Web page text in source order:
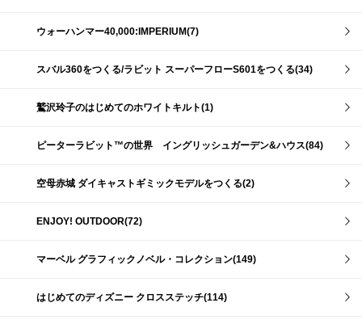
ウォーハンマー40,000:IMPERIUM(7)
スバル360をつくる/ラビット スーパーフローS601をつくる(34)
鷲沢玲子のはじめてのホワイトキルト(1)
ピーターラビット™の世界 イングリッシュガーデン&ハウス(84)
空母赤城 ダイキャストギミックモデルをつくる(2)
ENJOY! OUTDOOR(72)
マーベル グラフィックノベル・コレクション(149)
はじめてのディズニー クロスステッチ(114)